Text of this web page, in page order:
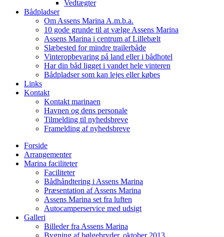
Vedtægter
Bådpladser
Om Assens Marina A.m.b.a.
10 gode grunde til at vælge Assens Marina
Assens Marina i centrum af Lillebælt
Slæbested for mindre trailerbåde
Vinteropbevaring på land eller i bådhotel
Har din båd ligget i vandet hele vinteren
Bådpladser som kan lejes eller købes
Links
Kontakt
Kontakt marinaen
Havnen og dens personale
Tilmelding til nyhedsbreve
Framelding af nyhedsbreve
Forside
Arrangementer
Marina faciliteter
Faciliteter
Bådhåndtering i Assens Marina
Præsentation af Assens Marina
Assens Marina set fra luften
Autocamperservice med udsigt
Galleri
Billeder fra Assens Marina
Bygning af bølgebryder, oktober 2013